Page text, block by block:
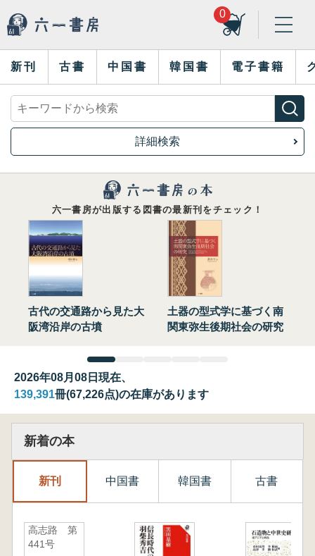
0
新刊 古書 中国書 韓国書 電子書籍
詳細検索
六一書房が出版する図書の最新刊をチェック！
古代の交通路から見た大
阪湾沿岸の古墳
土器の型式学に基づく南
関東弥生後期社会の研究
2026年08月08日現在、
139,391冊(67,226点)の在庫があります
新着の本
新刊 中国書 韓国書 古書
高志路 第
441号